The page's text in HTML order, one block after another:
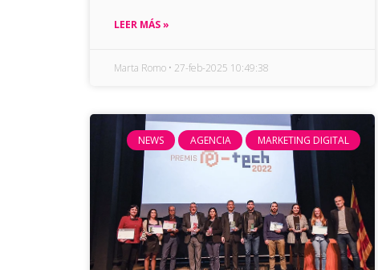
LEER MÁS »
Marta Romo 27-feb-2025 10:49:38
NEWS AGENCIA MARKETING DIGITAL